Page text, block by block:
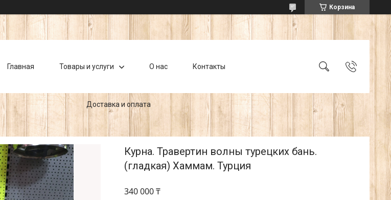
Корзина
Главная Товары и услуги О нас Контакты
Доставка и оплата
Курна. Травертин волны турецких бань.
(гладкая) Хаммам. Турция
340 000 ₸